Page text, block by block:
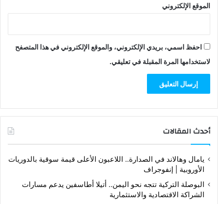
الموقع الإلكتروني
احفظ اسمي، بريدي الإلكتروني، والموقع الإلكتروني في هذا المتصفح
لاستخدامها المرة المقبلة في تعليقي.
أحدث المقالات
يامال وهالاند في الصدارة.. اللاعبون الأعلى قيمة سوقية بالدوريات
الأوروبية | إنفوجراف
البوصلة التركية تتجه نحو اليمن.. أتيلا أطاسفين يدعم مسارات
الشراكة الاقتصادية والاستثمارية